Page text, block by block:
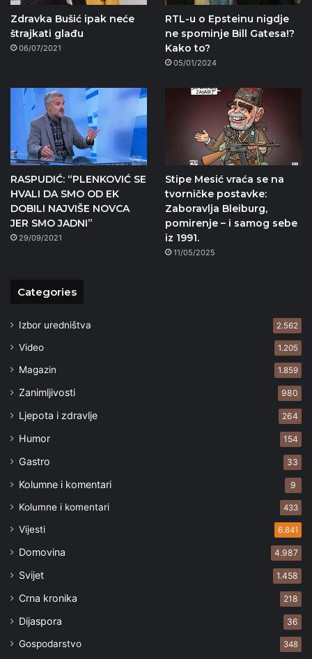
Zdravka Bušić ipak neće
štrajkati glađu
06/07/2021
RTL-u o Epsteinu nigdje
ne spominje Bill Gatesa!?
Kako to?
05/01/2024
RASPUDIĆ: “PLENKOVIĆ SE
HVALI DA SMO OD EK
DOBILI NAJVIŠE NOVCA
JER SMO JADNI”
29/09/2021
Stipe Mesić vraća se na
tvorničke postavke:
Zaboravlja Bleiburg,
pomirenje – i samog sebe
iz 1991.
11/05/2025
Categories
Izbor uredništva 2.562
Video 1.205
Magazin 1.859
Zanimljivosti 980
Ljepota i zdravlje 264
Humor 154
Gastro 33
Kolumne i komentari 9
Kolumne i komentari 433
Vijesti 6.841
Domovina 4.987
Svijet 1.458
Crna kronika 218
Dijaspora 36
Gospodarstvo 348